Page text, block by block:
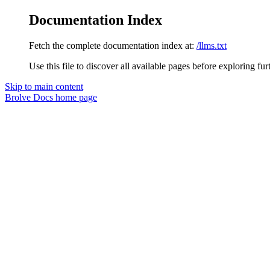
Documentation Index
Fetch the complete documentation index at: /llms.txt
Use this file to discover all available pages before exploring
Skip to main content
Brolve Docs home page